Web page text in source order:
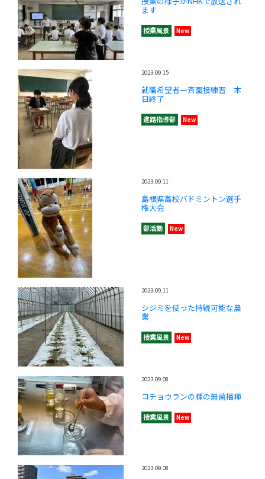
ます
授業風景 New
2023.09.15
就職希望者一斉面接練習 本
日終了
進路指導部 New
2023.09.11
島根県高校バドミントン選手
権大会
部活動 New
2023.09.11
シジミを使った持続可能な農
業
授業風景 New
2023.09.08
コチョウランの種の無菌播種
授業風景 New
2023.09.08